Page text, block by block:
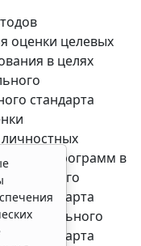
оценки целевых
в целях
стандарта
программ в
стандарта
федерального
стандарта